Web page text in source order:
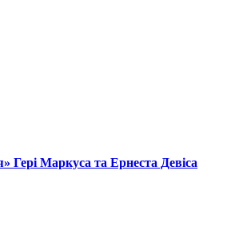
Гері Маркуса та Ернеста Девіса